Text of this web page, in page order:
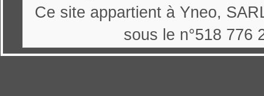
Ce site appartient à Yneo,
sous le n°518 776